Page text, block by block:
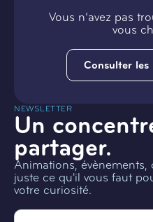
Vous n’avez pas
vous
Consulter
NEWSLETTER
Un
partager.
Animations, évènements,
juste ce qu'il vous faut
votre curiosité.
Email